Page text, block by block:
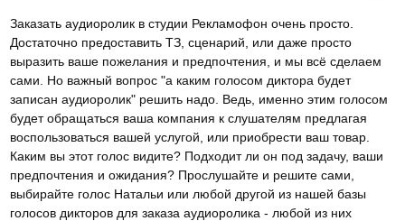
Заказать аудиоролик в студии Рекламофон очень просто.
Достаточно предоставить ТЗ, сценарий, или даже просто
выразить ваше пожелания и предпочтения, и мы всё сделаем
сами. Но важный вопрос "а каким голосом диктора будет
записан аудиоролик" решить надо. Ведь, именно этим голосом
будет обращаться ваша компания к слушателям предлагая
воспользоваться вашей услугой, или приобрести ваш товар.
Каким вы этот голос видите? Подходит ли он под задачу, ваши
предпочтения и ожидания? Прослушайте и решите сами,
выбирайте голос Натальи или любой другой из нашей базы
голосов дикторов для заказа аудиоролика - любой из них